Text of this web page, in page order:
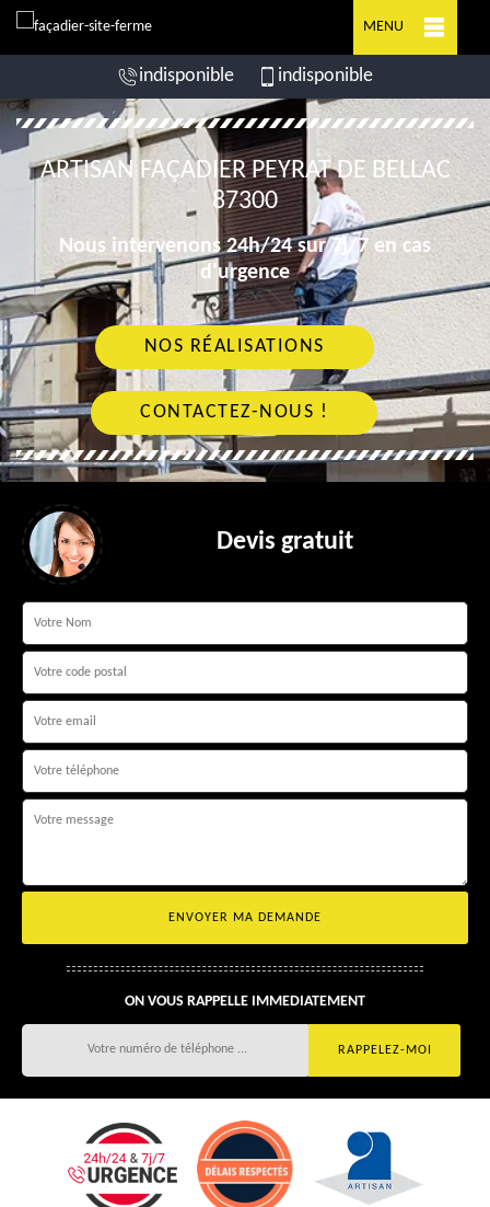
MENU
indisponible indisponible
ARTISAN FAÇADIER PEYRAT DE BELLAC
87300
Nous intervenons 24h/24 sur 7j/7 en cas
d'urgence
NOS RÉALISATIONS
CONTACTEZ-NOUS !
Devis gratuit
ON VOUS RAPPELLE IMMEDIATEMENT